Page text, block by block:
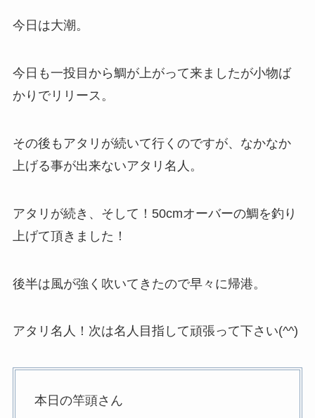
今日は大潮。
今日も一投目から鯛が上がって来ましたが小物ば
かりでリリース。
その後もアタリが続いて行くのですが、なかなか
上げる事が出来ないアタリ名人。
アタリが続き、そして！50cmオーバーの鯛を釣り
上げて頂きました！
後半は風が強く吹いてきたので早々に帰港。
アタリ名人！次は名人目指して頑張って下さい(^^)
本日の竿頭さん